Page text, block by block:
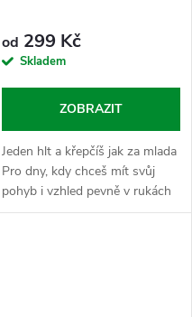
od 299 Kč
Skladem
ZOBRAZIT
Jeden hlt a křepčíš jak za mlada
Pro dny, kdy chceš mít svůj
pohyb i vzhled pevně v rukách
a nenechat to na náhodě.